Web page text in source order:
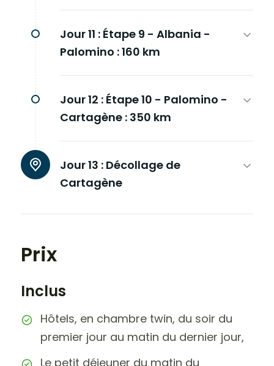
Jour 11 : Étape 9 - Albania -
Palomino : 160 km
Jour 12 : Étape 10 - Palomino -
Cartagène : 350 km
Jour 13 : Décollage de
Cartagène
Prix
Inclus
Hôtels, en chambre twin, du soir du
premier jour au matin du dernier jour,
Le petit déjeuner du matin du